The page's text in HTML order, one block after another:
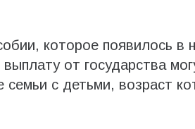
которое появилось в
от государства
с детьми, возраст